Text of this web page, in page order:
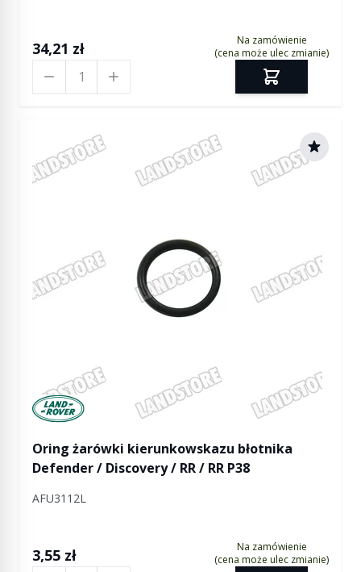
34,21 zł
Na zamówienie
(cena może ulec zmianie)
Manufactured by Land rover
Oring żarówki kierunkowskazu błotnika
Defender / Discovery / RR / RR P38
AFU3112L
3,55 zł
Na zamówienie
(cena może ulec zmianie)